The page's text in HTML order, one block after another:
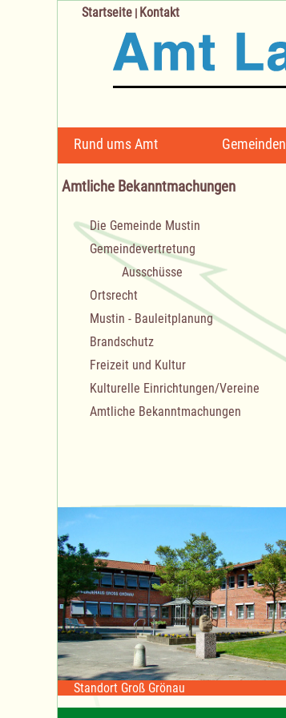
Navigation
überspringen
Rund ums Amt Gemeinden
Startseite | Kontakt
Amtliche Bekanntmachungen
Navigation
überspringen
Die Gemeinde Mustin
Gemeindevertretung
Ausschüsse
Ortsrecht
Mustin - Bauleitplanung
Brandschutz
Freizeit und Kultur
Kulturelle Einrichtungen/Vereine
Amtliche Bekanntmachungen
Standort Groß Grönau